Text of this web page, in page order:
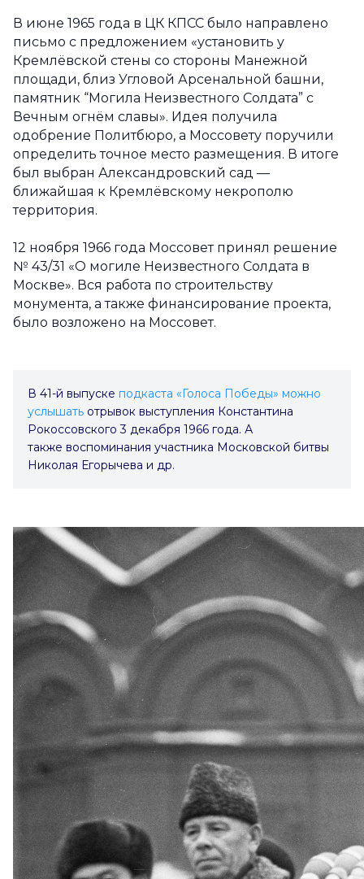
В июне 1965 года в ЦК КПСС было направлено
письмо с предложением «установить у
Кремлёвской стены со стороны Манежной
площади, близ Угловой Арсенальной башни,
памятник “Могила Неизвестного Солдата” с
Вечным огнём славы». Идея получила
одобрение Политбюро, а Моссовету поручили
определить точное место размещения. В итоге
был выбран Александровский сад —
ближайшая к Кремлёвскому некрополю
территория.
12 ноября 1966 года Моссовет принял решение
№ 43/31 «О могиле Неизвестного Солдата в
Москве». Вся работа по строительству
монумента, а также финансирование проекта,
было возложено на Моссовет.
В 41-й выпуске подкаста «Голоса Победы» можно
услышать отрывок выступления Константина
Рокоссовского 3 декабря 1966 года. А
также воспоминания участника Московской битвы
Николая Егорычева и др.